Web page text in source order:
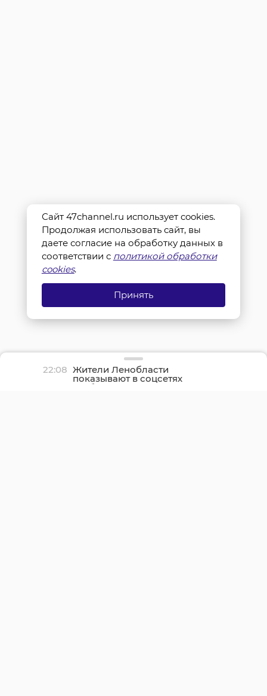
22:08 Жители Ленобласти
показывают в соцсетях
грибные трофеи
Сайт 47channel.ru использует cookies.
Продолжая использовать сайт, вы
даете согласие на обработку данных в
соответствии с политикой обработки
cookies.
Принять